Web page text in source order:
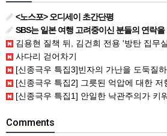
<노스포> 오디세이 초간단평
SBS는 일본 여행 고려중이신 분들의 연락을
김용현 질책 뒤, 김건희 전용 '방탄 집무
사다리 걷어차기
[신종극우 특집3]빈자의 가난을 도둑질하고 약자의
[신종극우 특집2] 그릇된 억압에 대한 저항 논리
[신종극우 특집1] 안일한 낙관주의가 키
Comments